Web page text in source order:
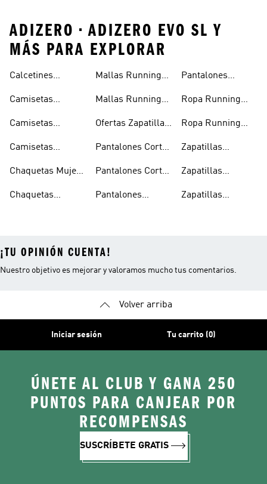
ADIZERO • ADIZERO EVO SL Y
MÁS PARA EXPLORAR
Calcetines
Camisetas
Camisetas
Camisetas
Chaquetas Mujer
Chaquetas
Mallas Running
Mallas Running
Ofertas Zapatillas
Pantalones Cortos
Pantalones Cortos
Pantalones
Pantalones
Ropa Running
Ropa Running
Zapatillas
Zapatillas
Zapatillas
¡TU OPINIÓN CUENTA!
Nuestro objetivo es mejorar y valoramos mucho tus comentarios.
Volver arriba
Iniciar sesión Tu carrito (0)
ÚNETE AL CLUB Y GANA 250
PUNTOS PARA CANJEAR POR
RECOMPENSAS
SUSCRÍBETE GRATIS